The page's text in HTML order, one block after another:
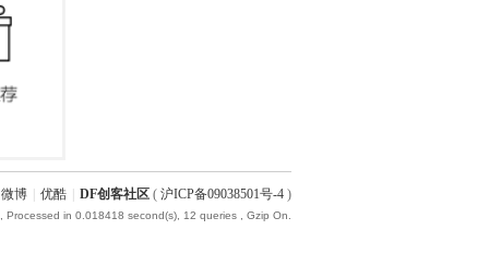
微博 优酷 DF创客社区 ( 沪ICP备09038501号-4 )
, Processed in 0.018418 second(s), 12 queries , Gzip On.